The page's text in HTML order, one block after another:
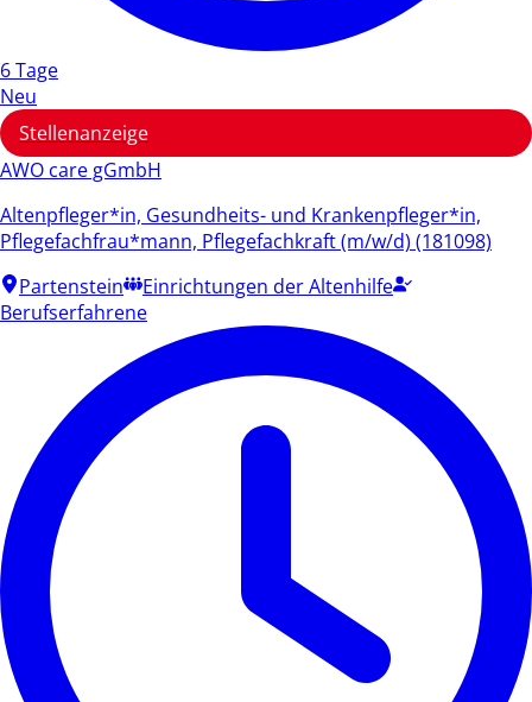
6 Tage
Neu
Stellenanzeige
AWO care gGmbH
Altenpfleger*in, Gesundheits- und Krankenpfleger*in,
Pflegefachfrau*mann, Pflegefachkraft (m/w/d) (181098)
Partenstein
Einrichtungen der Altenhilfe
Berufserfahrene